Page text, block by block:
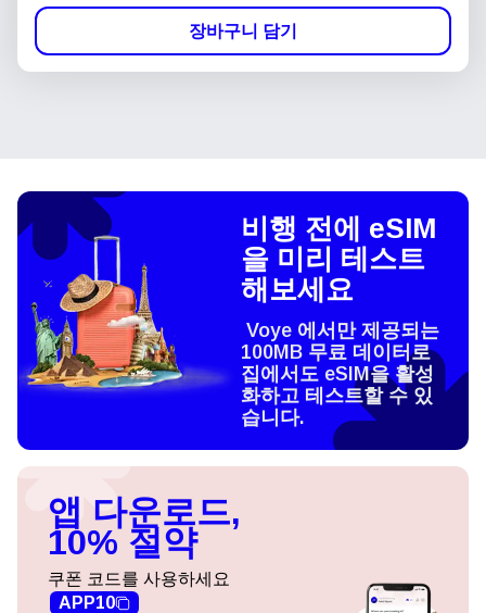
장바구니 담기
비행 전에 eSIM
을 미리 테스트
해보세요
Voye 에서만 제공되는
100MB 무료 데이터로
집에서도 eSIM을 활성
화하고 테스트할 수 있
습니다.
앱 다운로드,
10% 절약
쿠폰 코드를 사용하세요
APP10